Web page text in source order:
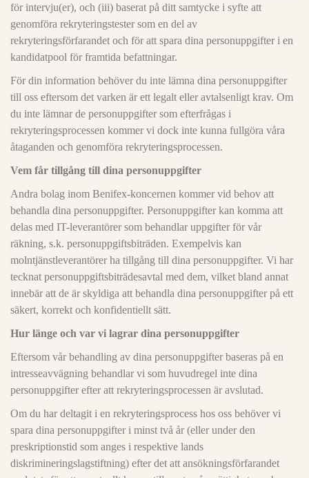
för intervju(er), och (iii) baserat på ditt samtycke i syfte att
genomföra rekryteringstester som en del av
rekryteringsförfarandet och för att spara dina personuppgifter i en
kandidatpool för framtida befattningar.
För din information behöver du inte lämna dina personuppgifter
till oss eftersom det varken är ett legalt eller avtalsenligt krav. Om
du inte lämnar de personuppgifter som efterfrågas i
rekryteringsprocessen kommer vi dock inte kunna fullgöra våra
åtaganden och genomföra rekryteringsprocessen.
Vem får tillgång till dina personuppgifter
Andra bolag inom Benifex-koncernen kommer vid behov att
behandla dina personuppgifter. Personuppgifter kan komma att
delas med IT-leverantörer som behandlar uppgifter för vår
räkning, s.k. personuppgiftsbiträden. Exempelvis kan
molntjänstleverantörer ha tillgång till dina personuppgifter. Vi har
tecknat personuppgiftsbiträdesavtal med dem, vilket bland annat
innebär att de är skyldiga att behandla dina personuppgifter på ett
säkert, korrekt och konfidentiellt sätt.
Hur länge och var vi lagrar dina personuppgifter
Eftersom vår behandling av dina personuppgifter baseras på en
intresseavvägning behandlar vi som huvudregel inte dina
personuppgifter efter att rekryteringsprocessen är avslutad.
Om du har deltagit i en rekryteringsprocess hos oss behöver vi
spara dina personuppgifter i minst två år (eller under den
preskriptionstid som anges i respektive lands
diskrimineringslagstiftning) efter det att ansökningsförfarandet